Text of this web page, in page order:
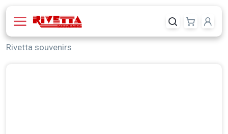
Rivetta souvenirs